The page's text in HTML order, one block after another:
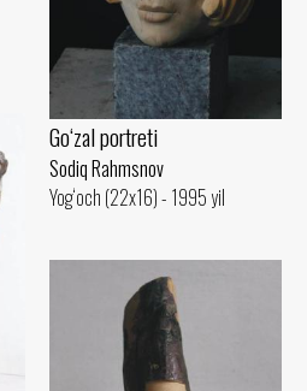
Go‘zal portreti
Sodiq Rahmsnov
Yog‘och (22x16) - 1995 yil